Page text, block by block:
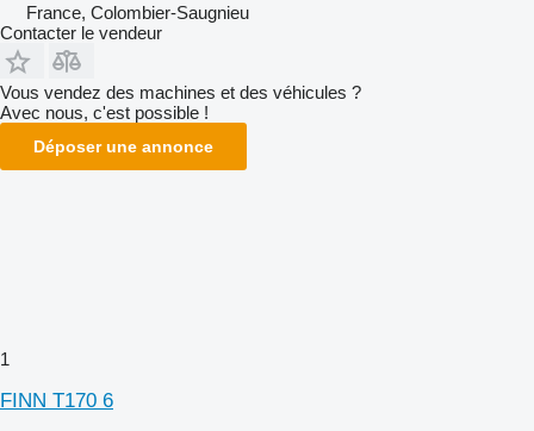
France, Colombier-Saugnieu
Contacter le vendeur
Vous vendez des machines et des véhicules ?
Avec nous, c'est possible !
Déposer une annonce
1
FINN T170 6